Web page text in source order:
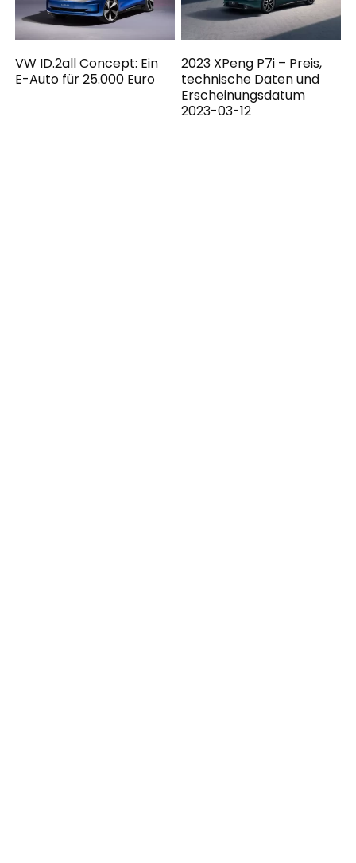
VW ID.2all Concept: Ein
E-Auto für 25.000 Euro
2023 XPeng P7i – Preis,
technische Daten und
Erscheinungsdatum
2023-03-12